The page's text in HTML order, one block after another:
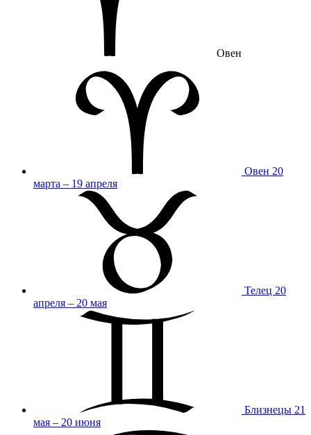
Овен
Овен 20
марта – 19 апреля
Телец 20
апреля – 20 мая
Близнецы 21
мая – 20 июня